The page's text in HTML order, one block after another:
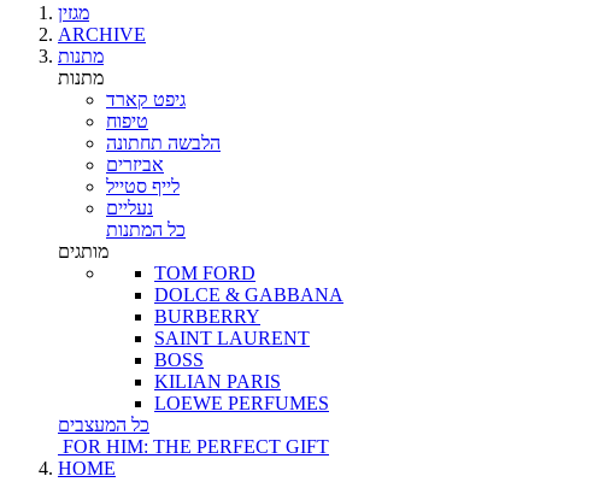
מגזין
ARCHIVE
מתנות
מתנות
גיפט קארד
טיפוח
הלבשה תחתונה
אביזרים
לייף סטייל
נעליים
כל המתנות
מותגים
TOM FORD
DOLCE & GABBANA
BURBERRY
SAINT LAURENT
BOSS
KILIAN PARIS
LOEWE PERFUMES
כל המעצבים
FOR HIM: THE PERFECT GIFT
HOME